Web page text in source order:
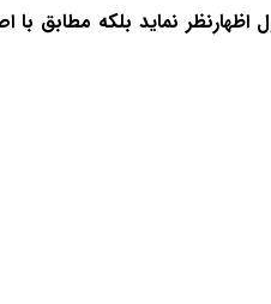
اظهارنظر نماید بلکه مطابق